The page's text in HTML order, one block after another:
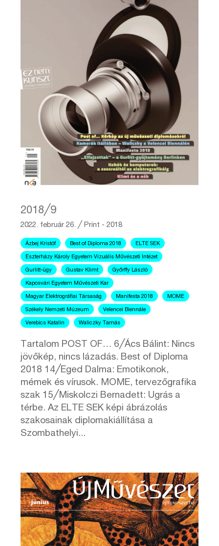
2018╱9
2022. február 26. ╱ Print - 2018
Ázbej Kristóf Best of Diploma 2018 ELTE SEK
Eszterházy Károly Egyetem Vizuális Művészeti Intézet
Gurlitt-ügy Gustav Klimt Győrffy László
Kaposvári Egyetem Művészeti Kar
Magyar Elektrográfiai Társaság Manifesta 2018 MOME
Székely Nemzeti Múzeum Velencei Biennále
Verebics Katalin Waliczky Tamás
Tartalom POST OF… 6╱Ács Bálint: Nincs
jövőkép, nincs lázadás. Best of Diploma
2018 14╱Eged Dalma: Emotikonok,
mémek és vírusok. MOME, tervezőgrafika
szak 15╱Miskolczi Bernadett: Ugrás a
térbe. Az ELTE SEK képi ábrázolás
szakosainak diplomakiállítása a
Szombathelyi...